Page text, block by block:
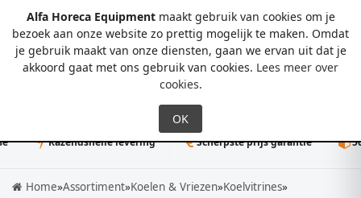
Alfa Horeca Equipmentmaakt gebruik van cookies om je
bezoek aan onze website zo prettig mogelijk te maken. Omdat
je gebruik maakt van onze diensten, gaan we ervan uit dat je
akkoord gaat met ons gebruik van cookies. Lees meer over
cookies.
0
Razendsnelle levering Scherpste prijs garantie 50K+
Home»Assortiment»Koelen & Vriezen»Koelvitrines»